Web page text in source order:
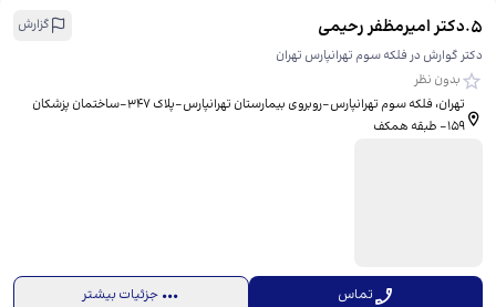
5
.دکتر امیرمظفر رحیمی
گزارش
دکتر گوارش در فلکه سوم تهرانپارس تهران
بدون نظر
تهران، فلکه سوم تهرانپارس-روبروی بیمارستان تهرانپارس-پلاک 347-ساختمان پزشکان
159- طبقه همکف
تماس جزئیات بیشتر